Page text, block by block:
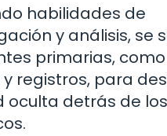
habilidades de
y análisis, se
primarias,
registros, para
oculta detrás de